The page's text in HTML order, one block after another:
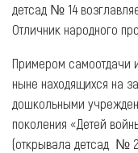
детсад № 14
Отличник народного
Примером самоотдачи
ныне находящихся на
дошкольными
поколения «Детей
(открывала детсад №